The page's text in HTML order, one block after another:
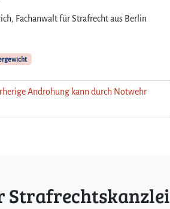
Fachanwalt für Strafrecht aus Berlin
Androhung kann durch Notwehr
Strafrechtskanzlei